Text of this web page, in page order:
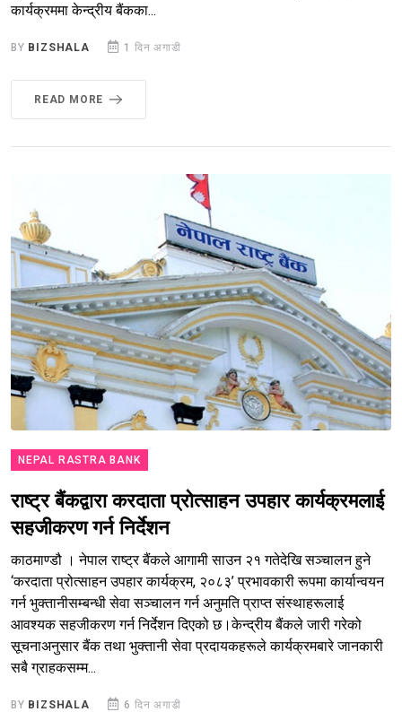
कार्यक्रममा केन्द्रीय बैंकका...
BY BIZSHALA 1 दिन अगाडी
READ MORE
NEPAL RASTRA BANK
राष्ट्र बैंकद्वारा करदाता प्रोत्साहन उपहार कार्यक्रमलाई
सहजीकरण गर्न निर्देशन
काठमाण्डौ । नेपाल राष्ट्र बैंकले आगामी साउन २१ गतेदेखि सञ्चालन हुने
‘करदाता प्रोत्साहन उपहार कार्यक्रम, २०८३’ प्रभावकारी रूपमा कार्यान्वयन
गर्न भुक्तानीसम्बन्धी सेवा सञ्चालन गर्न अनुमति प्राप्त संस्थाहरूलाई
आवश्यक सहजीकरण गर्न निर्देशन दिएको छ।केन्द्रीय बैंकले जारी गरेको
सूचनाअनुसार बैंक तथा भुक्तानी सेवा प्रदायकहरूले कार्यक्रमबारे जानकारी
सबै ग्राहकसम्म...
BY BIZSHALA 6 दिन अगाडी